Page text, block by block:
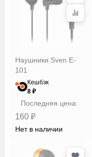
Наушники Sven E-
101
Кешбэк
8 ₽
Последняя цена:
160 ₽
Нет в наличии